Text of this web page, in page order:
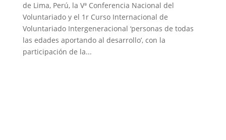
de Lima, Perú, la Vª Conferencia Nacional del
Voluntariado y el 1r Curso Internacional de
Voluntariado Intergeneracional ‘personas de todas
las edades aportando al desarrollo’, con la
participación de la...